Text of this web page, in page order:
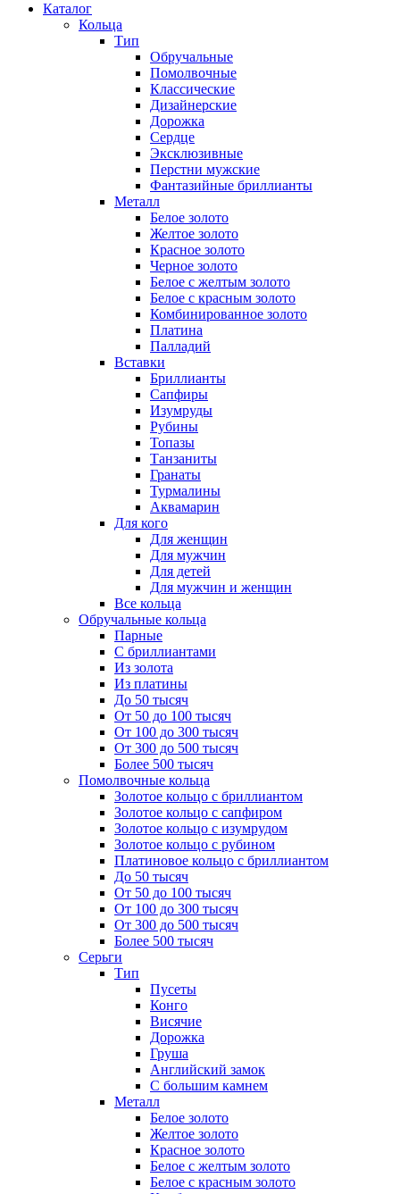
Каталог
Кольца
Тип
Обручальные
Помолвочные
Классические
Дизайнерские
Дорожка
Сердце
Эксклюзивные
Перстни мужские
Фантазийные бриллианты
Металл
Белое золото
Желтое золото
Красное золото
Черное золото
Белое с желтым золото
Белое с красным золото
Комбинированное золото
Платина
Палладий
Вставки
Бриллианты
Сапфиры
Изумруды
Рубины
Топазы
Танзаниты
Гранаты
Турмалины
Аквамарин
Для кого
Для женщин
Для мужчин
Для детей
Для мужчин и женщин
Все кольца
Обручальные кольца
Парные
С бриллиантами
Из золота
Из платины
До 50 тысяч
От 50 до 100 тысяч
От 100 до 300 тысяч
От 300 до 500 тысяч
Более 500 тысяч
Помолвочные кольца
Золотое кольцо с бриллиантом
Золотое кольцо с сапфиром
Золотое кольцо с изумрудом
Золотое кольцо с рубином
Платиновое кольцо с бриллиантом
До 50 тысяч
От 50 до 100 тысяч
От 100 до 300 тысяч
От 300 до 500 тысяч
Более 500 тысяч
Серьги
Тип
Пусеты
Конго
Висячие
Дорожка
Груша
Английский замок
С большим камнем
Металл
Белое золото
Желтое золото
Красное золото
Белое с желтым золото
Белое с красным золото